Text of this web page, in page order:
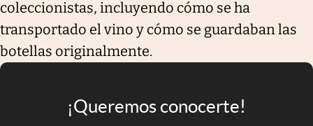
coleccionistas, incluyendo cómo se ha
transportado el vino y cómo se guardaban las
botellas originalmente.
¡Queremos conocerte!